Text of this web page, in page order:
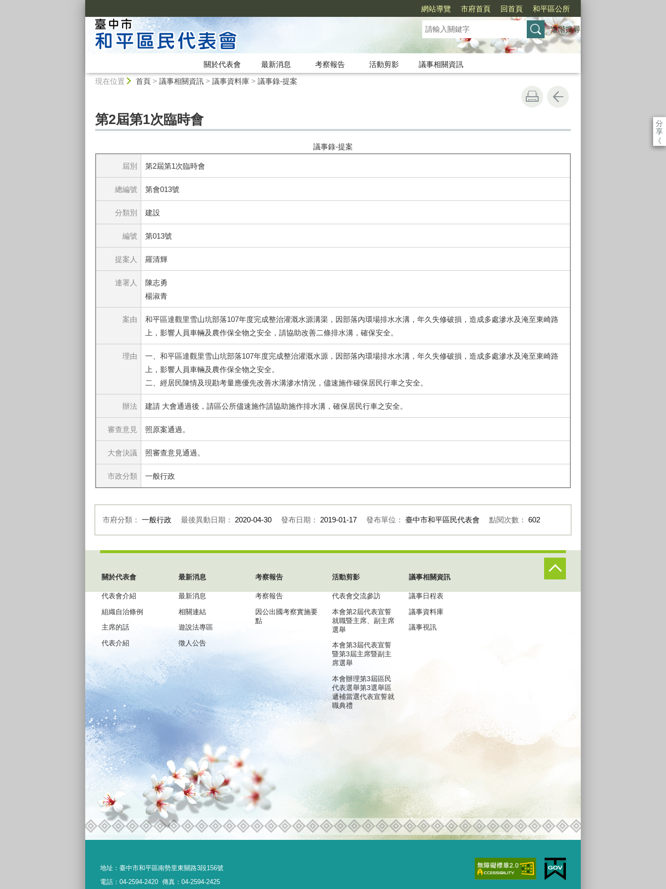
網站導覽 市府首頁 回首頁 和平區公所
進階搜尋
關於代表會 最新消息 考察報告 活動剪影
議事相關資訊
現在位置 首頁> 議事相關資訊> 議事資料庫> 議事錄-提案
分
享
《
第2屆第1次臨時會
議事錄-提案
屆別 第2屆第1次臨時會
總編號 第會013號
分類別 建設
編號 第013號
提案人 羅清輝
連署人
陳志勇
楊淑青
案由
和平區達觀里雪山坑部落107年度完成整治灌溉水源溝渠，因部落內環場排水水溝，年久失修破損，造成多處滲水及淹至東崎路
上，影響人員車輛及農作保全物之安全，請協助改善二條排水溝，確保安全。
理由
一、和平區達觀里雪山坑部落107年度完成整治灌溉水源，因部落內環場排水水溝，年久失修破損，造成多處滲水及淹至東崎路
上，影響人員車輛及農作保全物之安全。
二、經居民陳情及現勘考量應優先改善水溝滲水情況，儘速施作確保居民行車之安全。
辦法 建請 大會通過後，請區公所儘速施作請協助施作排水溝，確保居民行車之安全。
審查意見 照原案通過。
大會決議 照審查意見通過。
市政分類 一般行政
市府分類： 一般行政 最後異動日期： 2020-04-30 發布日期： 2019-01-17 發布單位： 臺中市和平區民代表會 點閱次數： 602
關於代表會
代表會介紹
組織自治條例
主席的話
代表介紹
最新消息
最新消息
相關連結
遊說法專區
徵人公告
考察報告
考察報告
因公出國考察實施要
點
活動剪影
代表會交流參訪
本會第2屆代表宣誓
就職暨主席、副主席
選舉
本會第3屆代表宣誓
暨第3屆主席暨副主
席選舉
本會辦理第3屆區民
代表選舉第3選舉區
遞補當選代表宣誓就
職典禮
議事相關資訊
議事日程表
議事資料庫
議事視訊
地址： 臺中市和平區南勢里東關路3段156號
電話：04-2594-2420 傳真：04-2594-2425